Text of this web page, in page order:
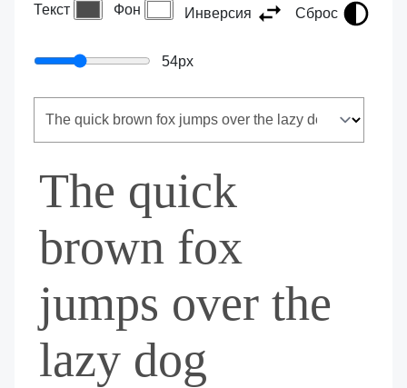
Текст Фон Инверсия Сброс
54px
The quick
brown fox
jumps over the
lazy dog